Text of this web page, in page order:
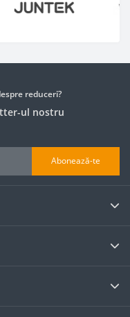
reduceri?
ul nostru
Abonează-te